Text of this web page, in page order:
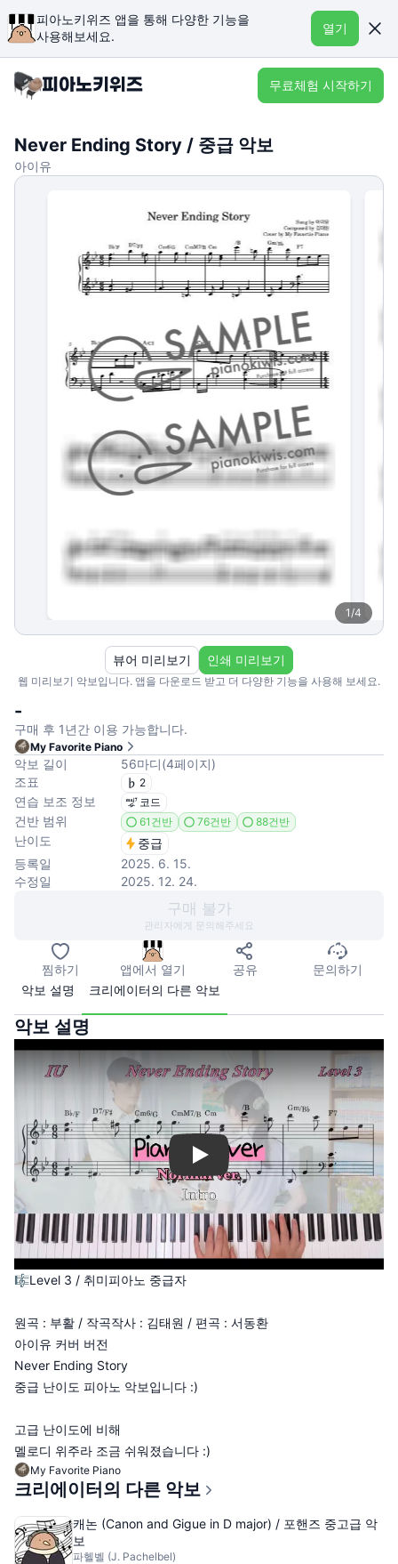
피아노키위즈 앱을 통해 다양한 기능을
사용해보세요.
열기
무료체험 시작하기
Never Ending Story / 중급 악보
아이유
1/4
웹 미리보기 악보입니다. 앱을 다운로드 받고 더 다양한 기능을 사용해 보세요.
뷰어 미리보기 인쇄 미리보기
-
구매 후 1년간 이용 가능합니다.
My Favorite Piano
악보 길이 56마디(4페이지)
조표
2
연습 보조 정보 코드
건반 범위 61건반 76건반 88건반
난이도
중급
등록일
2025. 6. 15.
수정일
2025. 12. 24.
구매 불가
관리자에게 문의해주세요
찜하기 앱에서 열기 공유
문의하기
악보 설명
크리에이터의 다른 악보
악보 설명
Play
🎼 Level 3 / 취미피아노 중급자
원곡 : 부활 / 작곡작사 : 김태원 / 편곡 : 서동환
아이유 커버 버전
Never Ending Story
중급 난이도 피아노 악보입니다 :)
고급 난이도에 비해
멜로디 위주라 조금 쉬워졌습니다 :)
My Favorite Piano
크리에이터의 다른 악보
캐논 (Canon and Gigue in D major) / 포핸즈 중고급 악
보
파헬벨 (J. Pachelbel)